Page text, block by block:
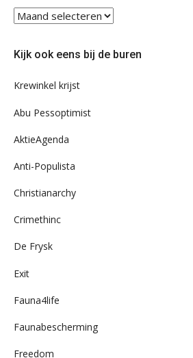
Blader
ons
Kijk ook eens bij de buren
Krewinkel krijst
Abu Pessoptimist
AktieAgenda
Anti-Populista
Christianarchy
Crimethinc
De Frysk
Exit
Fauna4life
Faunabescherming
Freedom